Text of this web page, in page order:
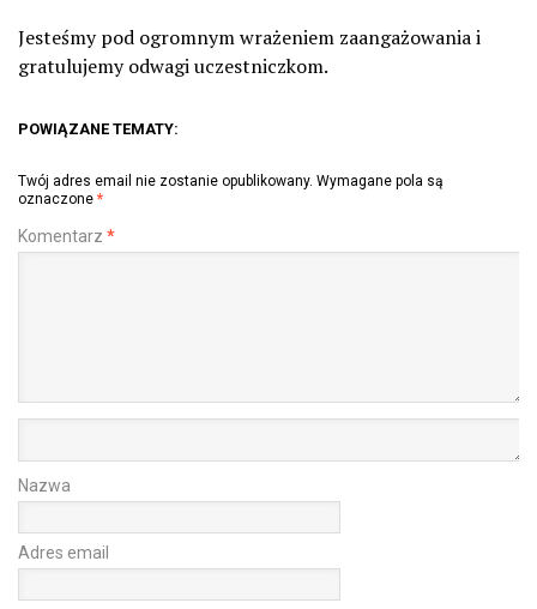
Jesteśmy pod ogromnym wrażeniem zaangażowania i
gratulujemy odwagi uczestniczkom.
POWIĄZANE TEMATY:
Twój adres email nie zostanie opublikowany. Wymagane pola są
oznaczone *
Komentarz *
Nazwa
Adres email